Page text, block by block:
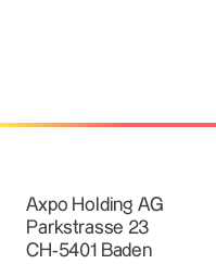
Axpo Holding AG
Parkstrasse 23
CH-5401 Baden